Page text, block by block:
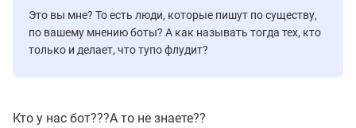
Это вы мне? То есть люди, которые пишут по существу,
по вашему мнению боты? А как называть тогда тех, кто
только и делает, что тупо флудит?
Кто у нас бот???А то не знаете??